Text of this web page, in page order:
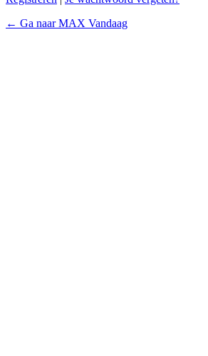
← Ga naar MAX Vandaag